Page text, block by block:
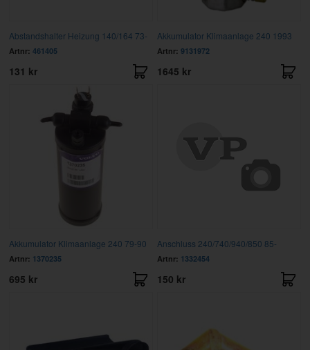
Abstandshalter Heizung 140/164 73-
Artnr: 461405
131 kr
Akkumulator Klimaanlage 240 1993
Artnr: 9131972
1645 kr
Akkumulator Klimaanlage 240 79-90
Artnr: 1370235
695 kr
Anschluss 240/740/940/850 85-
Artnr: 1332454
150 kr